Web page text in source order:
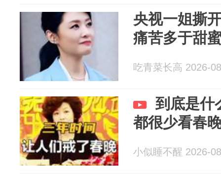
央视一姐撕
痛苦多于甜
吃青菜长高 2026-
到底是什
都很少看春
小似睡不醒 2026-